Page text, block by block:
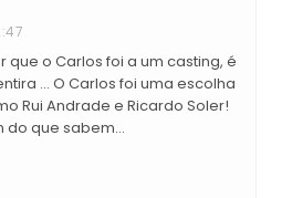
que o Carlos foi a um casting, é
... O Carlos foi uma escolha
Rui Andrade e Ricardo Soler!
do que sabem...